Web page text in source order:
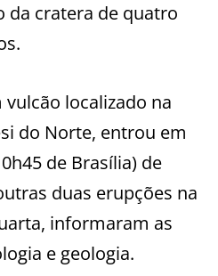
da cratera de quatro
localizado na
do Norte, entrou em
de Brasília) de
duas erupções na
informaram as
e geologia.